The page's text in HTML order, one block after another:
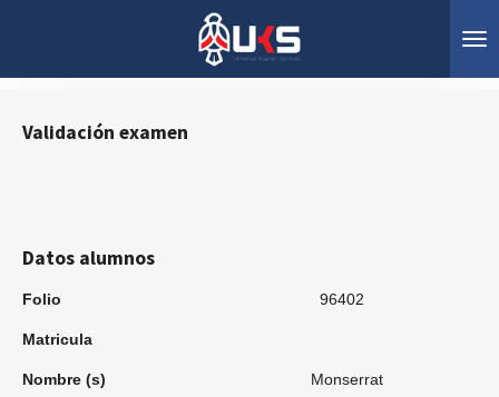
Validación examen
Datos alumnos
Folio 96402
Matricula
Nombre (s) Monserrat